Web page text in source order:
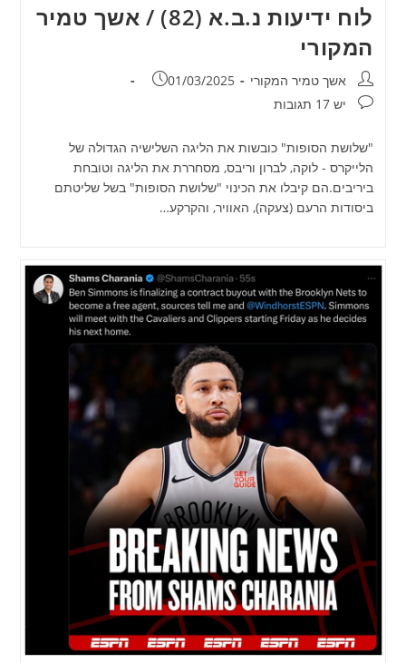
לוח ידיעות נ.ב.א (82) / אשך טמיר
המקורי
מחבר:אשך טמיר המקורי פורסם:
01/03/2025
תגובות:
יש 17 תגובות
"שלושת הסופות" כובשות את הליגה השלישיה הגדולה של
הלייקרס - לוקה, לברון וריבס, מסחררת את הליגה וטובחת
ביריבים.הם קיבלו את הכינוי "שלושת הסופות" בשל שליטתם
ביסודות הרעם (צעקה), האוויר, והקרקע…